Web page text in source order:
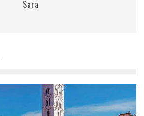
Sara